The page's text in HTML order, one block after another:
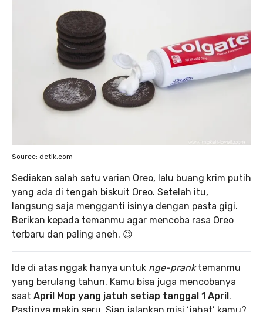
Source: detik.com
Sediakan salah satu varian Oreo, lalu buang krim putih
yang ada di tengah biskuit Oreo. Setelah itu,
langsung saja mengganti isinya dengan pasta gigi.
Berikan kepada temanmu agar mencoba rasa Oreo
terbaru dan paling aneh. 😉
Ide di atas nggak hanya untuk nge-pranktemanmu
yang berulang tahun. Kamu bisa juga mencobanya
saat April Mop yang jatuh setiap tanggal 1 April .